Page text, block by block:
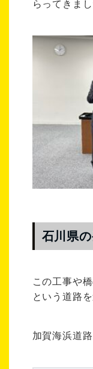
らってきまし
石川県
この工事や
という道路
加賀海浜道